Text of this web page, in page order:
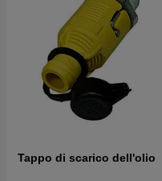
Tappo di scarico dell'olio